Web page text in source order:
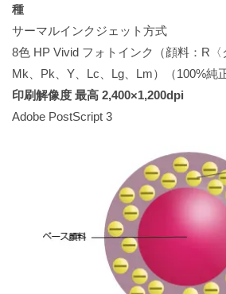
種
サーマルインクジェット方式
8色 HP Vivid フォトインク（顔料：R〈
Mk、Pk、Y、Lc、Lg、Lm）（100%純
印刷解像度 最高 2,400×1,200dpi
Adobe PostScript 3